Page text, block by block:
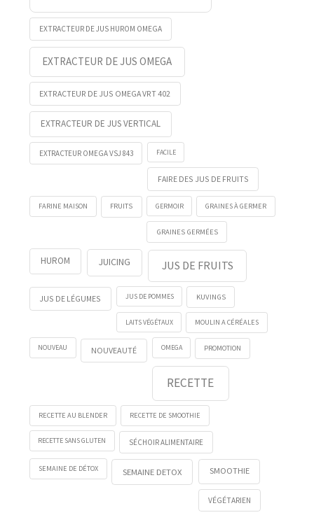
EXTRACTEUR DE JUS HUROM OMEGA
EXTRACTEUR DE JUS OMEGA
EXTRACTEUR DE JUS OMEGA VRT 402
EXTRACTEUR DE JUS VERTICAL
EXTRACTEUR OMEGA VSJ 843 FACILE
FAIRE DES JUS DE FRUITS
FARINE MAISON FRUITS GERMOIR GRAINES À GERMER
GRAINES GERMÉES
HUROM JUICING JUS DE FRUITS
JUS DE LÉGUMES JUS DE POMMES KUVINGS
LAITS VÉGÉTAUX MOULIN A CÉRÉALES
NOUVEAU NOUVEAUTÉ OMEGA PROMOTION
RECETTE
RECETTE AU BLENDER RECETTE DE SMOOTHIE
RECETTE SANS GLUTEN SÉCHOIR ALIMENTAIRE
SEMAINE DE DÉTOX SEMAINE DETOX SMOOTHIE
VÉGÉTARIEN